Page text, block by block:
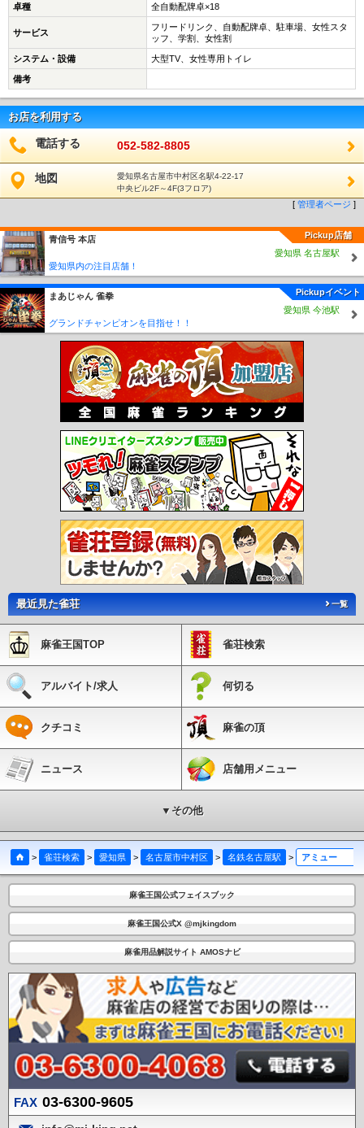
卓種 全自動配牌卓×18
サービス
フリードリンク、自動配牌卓、駐車場、女性スタ
ッフ、学割、女性割
システム・設備 大型TV、女性専用トイレ
備考
お店を利用する
電話する 052-582-8805
地図
愛知県名古屋市中村区名駅4-22-17
中央ビル2F～4F(3フロア)
[ 管理者ページ ]
Pickup店舗
青信号 本店
愛知県 名古屋駅
愛知県内の注目店舗！
Pickupイベント
まあじゃん 雀拳
愛知県 今池駅
グランドチャンピオンを目指せ！！
最近見た雀荘 一覧
麻雀王国TOP 雀荘検索
アルバイト/求人 何切る
クチコミ 麻雀の頂
ニュース 店舗用メニュー
▼その他
> 雀荘検索 > 愛知県 > 名古屋市中村区 > 名鉄名古屋駅 > アミューズメント麻雀 ひまわり
麻雀王国公式フェイスブック
麻雀王国公式X @mjkingdom
麻雀用品解説サイト AMOSナビ
FAX 03-6300-9605